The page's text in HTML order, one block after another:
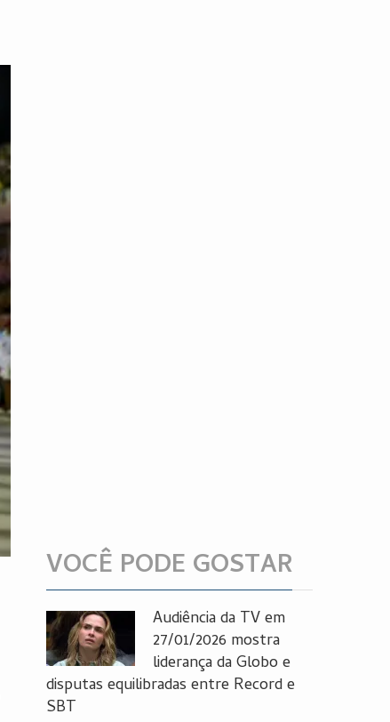
VOCÊ PODE GOSTAR
Audiência da TV em
27/01/2026 mostra
liderança da Globo e
disputas equilibradas entre Record e
SBT